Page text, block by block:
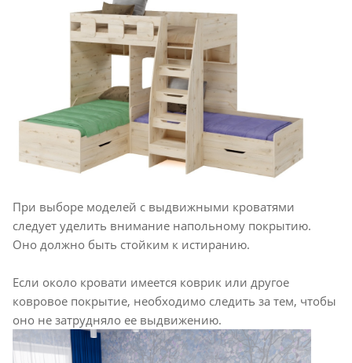
При выборе моделей с выдвижными кроватями
следует уделить внимание напольному покрытию.
Оно должно быть стойким к истиранию.
Если около кровати имеется коврик или другое
ковровое покрытие, необходимо следить за тем, чтобы
оно не затрудняло ее выдвижению.